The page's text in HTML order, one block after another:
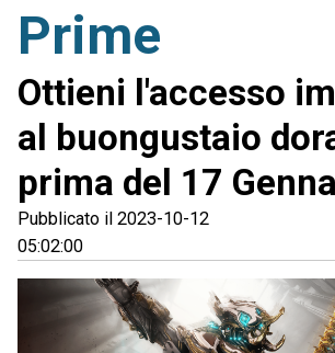
Prime
Ottieni l'accesso
al buongustaio
prima del 17
Pubblicato il 2023-10-12
05:02:00